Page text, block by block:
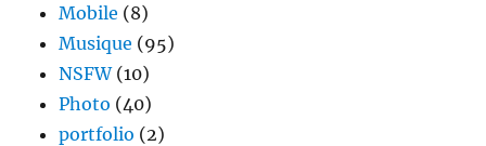
Mobile (8)
Musique (95)
NSFW(10)
Photo (40)
portfolio (2)